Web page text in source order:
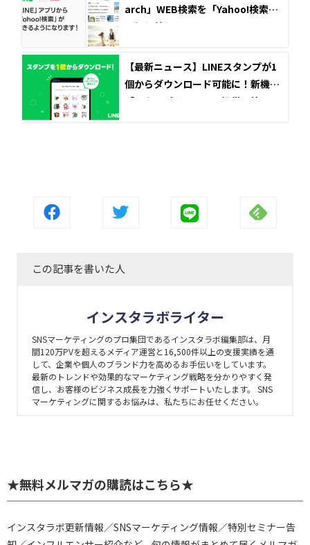
arch」WEB検索を「Yahoo!検索」
へ切り替え
【最新ニュース】LINEスタンプが1
個からダウンロード可能に！新機能
「スタンプリスト」の提供開始
この記事を書いた人
インスタラボライター
SNSマーケティングのプロ集団であるインスタラボ編集部は、月
間120万PVを超えるメディア運営と16,500件以上の支援実績を通
して、企業や個人のブランド力を高めるお手伝いをしています。
最新のトレンドや効果的なマーケティング戦略を分かりやすく発
信し、お客様のビジネス成長を力強くサポートいたします。 SNS
マーケティングに関するお悩みは、私たちにお任せください。
★無料メルマガの購読はこちら★
インスタラボ更新情報／SNSマーケティング情報／特別セミナー告